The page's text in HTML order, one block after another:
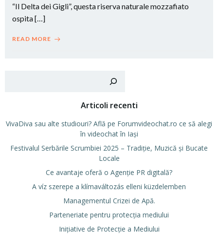
“Il Delta dei Gigli”, questa riserva naturale mozzafiato
ospita […]
READ MORE
Articoli recenti
VivaDiva sau alte studiouri? Află pe Forumvideochat.ro ce să alegi
în videochat în Iași
Festivalul Serbările Scrumbiei 2025 – Tradiție, Muzică și Bucate
Locale
Ce avantaje oferă o Agenție PR digitală?
A víz szerepe a klímaváltozás elleni küzdelemben
Managementul Crizei de Apă.
Parteneriate pentru protecția mediului
Inițiative de Protecție a Mediului